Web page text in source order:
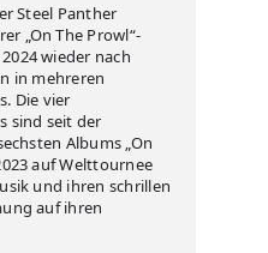
Steel Panther
„On The Prowl“-
wieder nach
in mehreren
Die vier
sind seit der
Albums „On
auf Welttournee
und ihren schrillen
auf ihren